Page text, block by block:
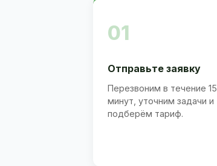
01
Отправьте заявку
Перезвоним в течение 15
минут, уточним задачи и
подберём тариф.